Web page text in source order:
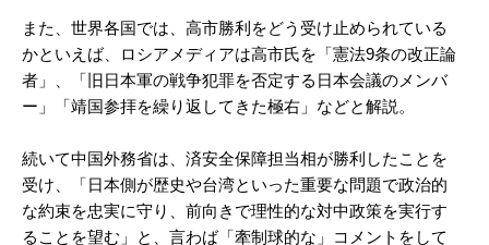
また、世界各国では、高市勝利をどう受け止められている
かといえば、ロシアメディアは高市氏を「憲法9条の改正論
者」、「旧日本軍の戦争犯罪を否定する日本会議のメンバ
ー」「靖国参拝を繰り返してきた極右」などと解説。
続いて中国外務省は、済安全保障担当相が勝利したことを
受け、「日本側が歴史や台湾といった重要な問題で政治的
な約束を忠実に守り、前向きで理性的な対中政策を実行す
ることを望む」と、言わば「牽制球的な」コメントをして